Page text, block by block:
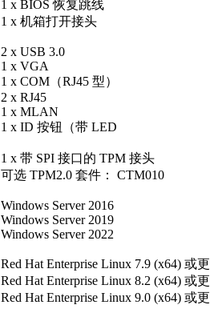
1 x BIOS 恢复跳线
1 x 机箱打开接头
2 x USB 3.0
1 x VGA
1 x COM（RJ45 型）
2 x RJ45
1 x MLAN
1 x ID 按钮（带 LED
1 x 带 SPI 接口的 TPM 接头
可选 TPM2.0 套件： CTM010
Windows Server 2016
Windows Server 2019
Windows Server 2022
Red Hat Enterprise Linux 7.9 (x64) 或
Red Hat Enterprise Linux 8.2 (x64) 或
Red Hat Enterprise Linux 9.0 (x64) 或